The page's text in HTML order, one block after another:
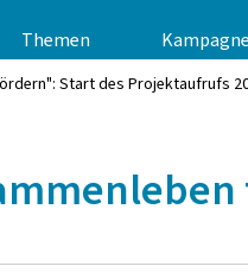
Themen
Start des Projektaufrufs